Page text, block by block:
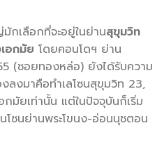
กเลือกที่จะอยู่ในย่านสุขุมวิท
อกมัย โดยคอนโดฯ ย่าน
(ซอยทองหล่อ) ยังได้รับความ
ลงมาคือทำเลโซนสุขุมวิท 23,
มัยเท่านั้น แต่ในปัจจุบันก็เริ่ม
โซนย่านพระโขนง-อ่อนนุชตอน